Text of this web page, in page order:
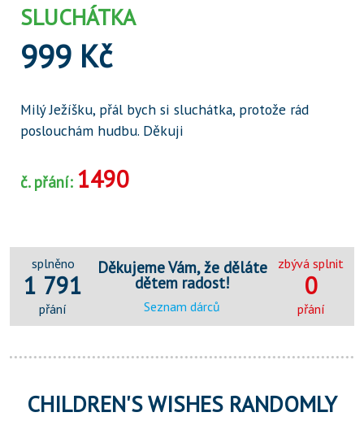
SLUCHÁTKA
999 Kč
Milý Ježíšku, přál bych si sluchátka, protože rád
poslouchám hudbu. Děkuji
č. přání: 1490
splněno
1 791
přání
Děkujeme Vám, že děláte
dětem radost!
Seznam dárců
zbývá splnit
0
přání
CHILDREN'S WISHES RANDOMLY